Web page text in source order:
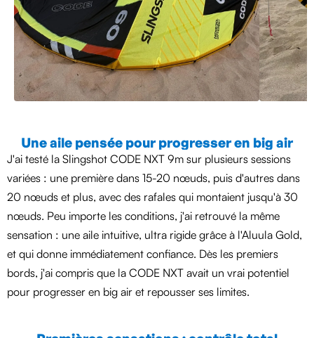
Une aile pensée pour progresser en big air
J'ai testé la Slingshot CODE NXT 9m sur plusieurs sessions
variées : une première dans 15-20 nœuds, puis d'autres dans
20 nœuds et plus, avec des rafales qui montaient jusqu'à 30
nœuds. Peu importe les conditions, j'ai retrouvé la même
sensation : une aile intuitive, ultra rigide grâce à l'Aluula Gold,
et qui donne immédiatement confiance. Dès les premiers
bords, j'ai compris que la CODE NXT avait un vrai potentiel
pour progresser en big air et repousser ses limites.